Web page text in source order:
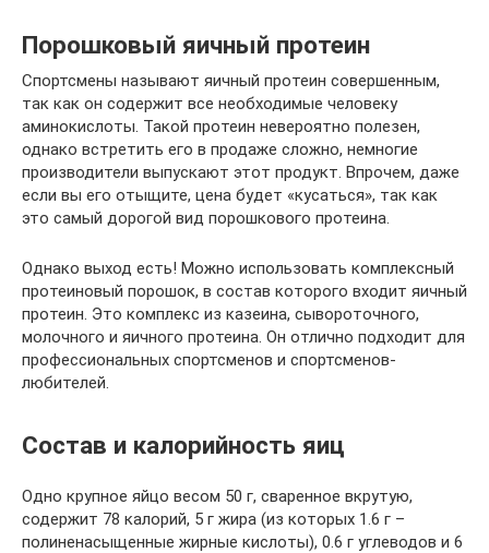
Порошковый яичный протеин
Спортсмены называют яичный протеин совершенным,
так как он содержит все необходимые человеку
аминокислоты. Такой протеин невероятно полезен,
однако встретить его в продаже сложно, немногие
производители выпускают этот продукт. Впрочем, даже
если вы его отыщите, цена будет «кусаться», так как
это самый дорогой вид порошкового протеина.
Однако выход есть! Можно использовать комплексный
протеиновый порошок, в состав которого входит яичный
протеин. Это комплекс из казеина, сывороточного,
молочного и яичного протеина. Он отлично подходит для
профессиональных спортсменов и спортсменов-
любителей.
Состав и калорийность яиц
Одно крупное яйцо весом 50 г, сваренное вкрутую,
содержит 78 калорий, 5 г жира (из которых 1.6 г –
полиненасыщенные жирные кислоты), 0.6 г углеводов и 6